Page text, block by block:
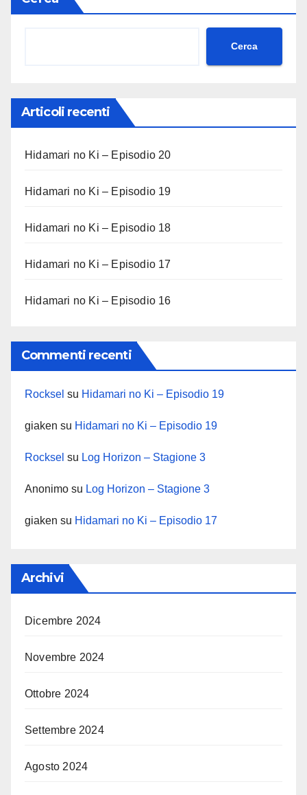
Cerca
Articoli recenti
Hidamari no Ki – Episodio 20
Hidamari no Ki – Episodio 19
Hidamari no Ki – Episodio 18
Hidamari no Ki – Episodio 17
Hidamari no Ki – Episodio 16
Commenti recenti
Rocksel su Hidamari no Ki – Episodio 19
giaken su Hidamari no Ki – Episodio 19
Rocksel su Log Horizon – Stagione 3
Anonimo su Log Horizon – Stagione 3
giaken su Hidamari no Ki – Episodio 17
Archivi
Dicembre 2024
Novembre 2024
Ottobre 2024
Settembre 2024
Agosto 2024